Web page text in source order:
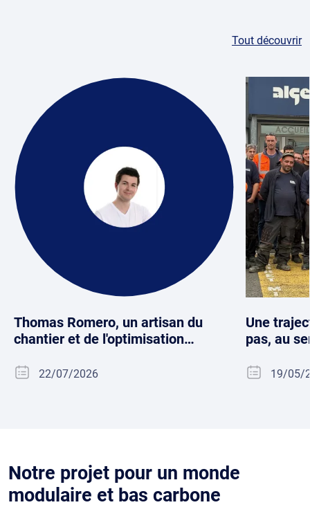
Tout découvrir
Thomas Romero, un artisan du
chantier et de l'optimisation…
22/07/2026
Une
pas, au
19/05/
Notre projet pour un monde
modulaire et bas carbone